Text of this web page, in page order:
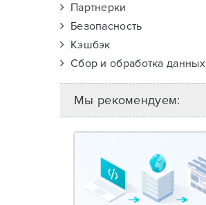
Партнерки
Безопасность
Кэшбэк
Сбор и обработка данных
Мы рекомендуем: